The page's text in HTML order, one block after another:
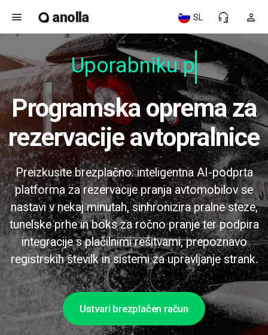
menu anolla person
headset_mic
SL
Uporabniku pr
Programska oprema za
rezervacije avtopralnice
Preizkusite brezplačno: inteligentna AI-podprta
platforma za rezervacije pranja avtomobilov se
nastavi v nekaj minutah, sinhronizira pralne steze,
tunelske prhe in boks za ročno pranje ter podpira
integracije s plačilnimi rešitvami, prepoznavo
registrskih številk in sistemi za upravljanje strank.
Ustvari brezplačen račun